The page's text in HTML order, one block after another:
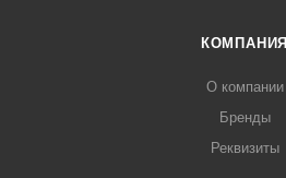
КОМПАНИЯ
О компании
Бренды
Реквизиты